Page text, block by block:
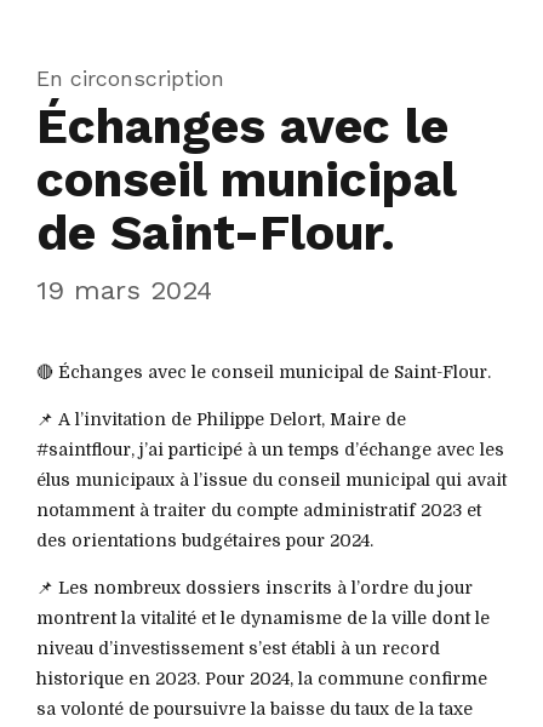
En circonscription
Échanges avec le
conseil municipal
de Saint-Flour.
19 mars 2024
🔴 Échanges avec le conseil municipal de Saint-Flour.
📌 A l’invitation de Philippe Delort, Maire de
#saintflour, j’ai participé à un temps d’échange avec les
élus municipaux à l’issue du conseil municipal qui avait
notamment à traiter du compte administratif 2023 et
des orientations budgétaires pour 2024.
📌 Les nombreux dossiers inscrits à l’ordre du jour
montrent la vitalité et le dynamisme de la ville dont le
niveau d’investissement s’est établi à un record
historique en 2023. Pour 2024, la commune confirme
sa volonté de poursuivre la baisse du taux de la taxe